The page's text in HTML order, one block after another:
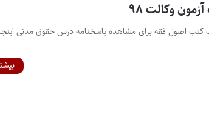
وکالت ۹۸
اصول فقه برای مشاهده پاسخنامه درس حقوق مدنی